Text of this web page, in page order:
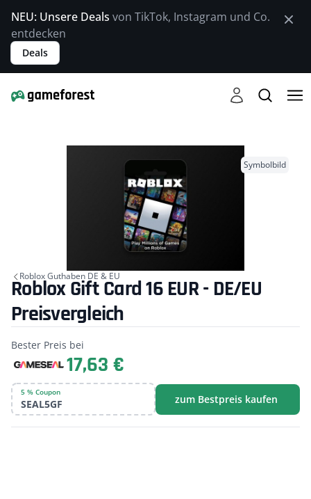
NEU: Unsere Deals von TikTok, Instagram und Co.
entdecken
Deals
Symbolbild
Roblox Guthaben DE & EU
Roblox Gift Card 16 EUR - DE/EU
Preisvergleich
Bester Preis bei
17,63 €
5 % Coupon
SEAL5GF zum Bestpreis kaufen